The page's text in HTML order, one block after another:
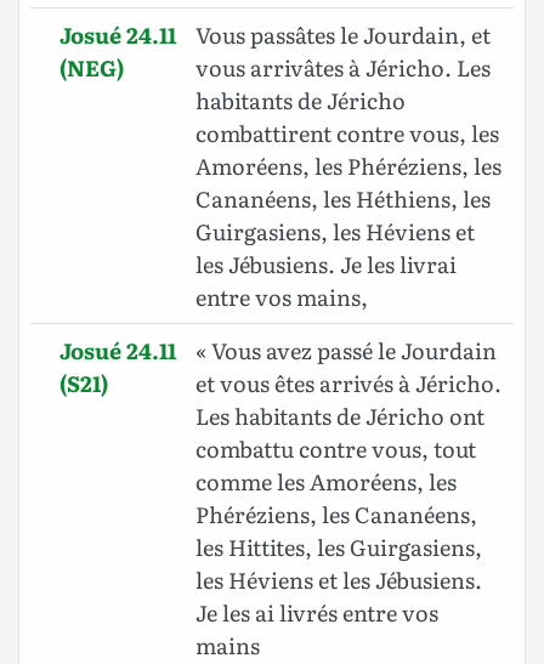
Josué 24.11
(NEG)
Vous passâtes le Jourdain, et
vous arrivâtes à Jéricho. Les
habitants de Jéricho
combattirent contre vous, les
Amoréens, les Phéréziens, les
Cananéens, les Héthiens, les
Guirgasiens, les Héviens et
les Jébusiens. Je les livrai
entre vos mains,
Josué 24.11
(S21)
« Vous avez passé le Jourdain
et vous êtes arrivés à Jéricho.
Les habitants de Jéricho ont
combattu contre vous, tout
comme les Amoréens, les
Phéréziens, les Cananéens,
les Hittites, les Guirgasiens,
les Héviens et les Jébusiens.
Je les ai livrés entre vos
mains